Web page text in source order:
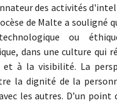
des activités
de Malte a souligné
ou
dans une culture qui
et à la visibilité. La
la dignité de la
les autres. D’un point